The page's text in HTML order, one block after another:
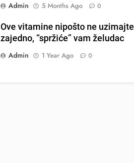
Admin
5 Months Ago 0
Ove vitamine nipošto ne uzimajte
zajedno, “spržiće” vam želudac
Admin
1 Year Ago 0